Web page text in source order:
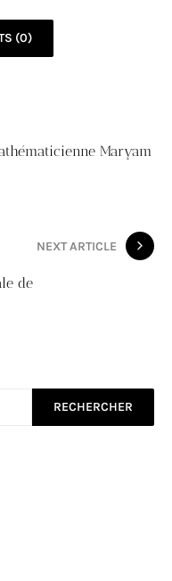
(0)
Maryam
NEXT ARTICLE
de
RECHERCHER